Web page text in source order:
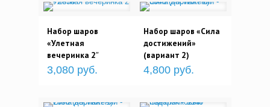
Набор шаров
«Улетная
вечеринка 2″
3,080 руб.
Набор шаров «Сила
достижений»
(вариант 2)
4,800 руб.